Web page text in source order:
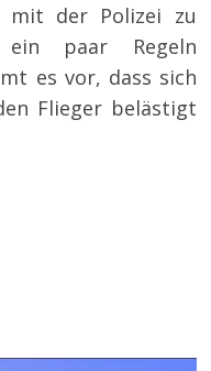
mit der Polizei zu
paar Regeln
es vor, dass sich
Flieger belästigt